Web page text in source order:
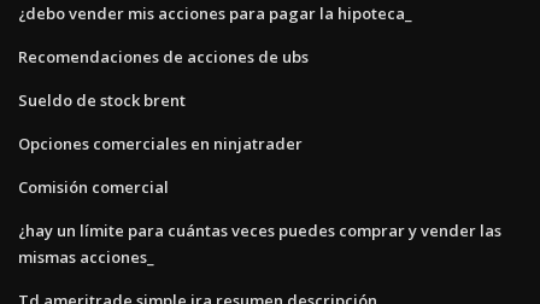
¿debo vender mis acciones para pagar la hipoteca_
Recomendaciones de acciones de ubs
Sueldo de stock brent
Opciones comerciales en ninjatrader
Comisión comercial
¿hay un límite para cuántas veces puedes comprar y vender las
mismas acciones_